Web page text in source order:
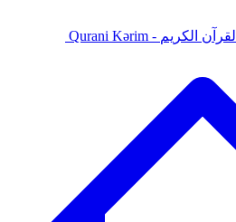
Qurani Kərim - القرآن الكريم